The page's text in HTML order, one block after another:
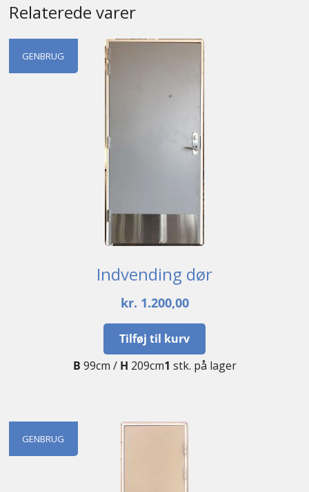
Relaterede varer
GENBRUG
Indvending dør
kr. 1.200,00
Tilføj til kurv
B 99cm / H 209cm1 stk. på lager
GENBRUG